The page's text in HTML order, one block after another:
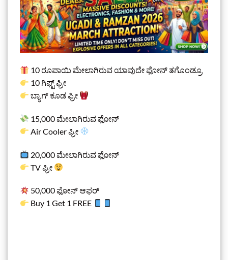
10 ರೂಪಾಯಿ ಮೇಲಾಗಿರುವ ಯಾವುದೇ ಫೋನ್ ತಗೊಂಡ್ರೂ
10 ಗಿಫ್ಟ್ ಫ್ರೀ
ಬ್ಯಾಗ್ ಕೂಡ ಫ್ರೀ
15,000 ಮೇಲಾಗಿರುವ ಫೋನ್
Air Cooler ಫ್ರೀ
20,000 ಮೇಲಾಗಿರುವ ಫೋನ್
TV ಫ್ರೀ
50,000 ಫೋನ್ ಆಫರ್
Buy 1 Get 1 FREE